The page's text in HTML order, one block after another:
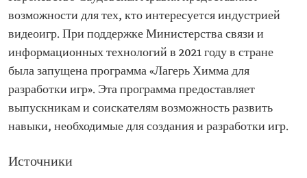
возможности для тех, кто интересуется индустрией
видеоигр. При поддержке Министерства связи и
информационных технологий в 2021 году в стране
была запущена программа «Лагерь Химма для
разработки игр». Эта программа предоставляет
выпускникам и соискателям возможность развить
навыки, необходимые для создания и разработки игр.
Источники